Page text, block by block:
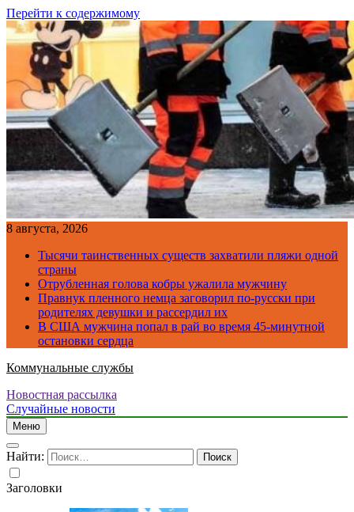
Перейти к содержимому
8 августа, 2026
Тысячи таинственных существ захватили пляжи одной
страны
Отрубленная голова кобры ужалила мужчину
Правнук пленного немца заговорил по-русски при
родителях девушки и рассердил их
В США мужчина попал в рай во время 45-минутной
остановки сердца
Коммунальные службы
Новостная рассылка
Случайные новости
Меню
Найти:
Заголовки